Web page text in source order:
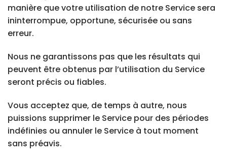
manière que votre utilisation de notre Service sera
ininterrompue, opportune, sécurisée ou sans
erreur.
Nous ne garantissons pas que les résultats qui
peuvent être obtenus par l’utilisation du Service
seront précis ou fiables.
Vous acceptez que, de temps à autre, nous
puissions supprimer le Service pour des périodes
indéfinies ou annuler le Service à tout moment
sans préavis.